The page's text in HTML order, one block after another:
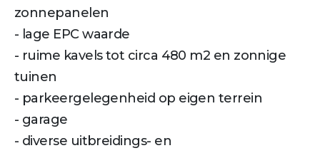
zonnepanelen
- lage EPC waarde
- ruime kavels tot circa 480 m2 en zonnige
tuinen
- parkeergelegenheid op eigen terrein
- garage
- diverse uitbreidings- en